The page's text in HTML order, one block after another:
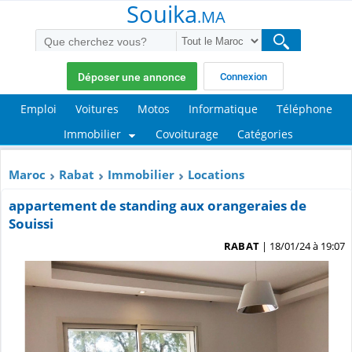
Souika.MA
Déposer une annonce Connexion
Emploi Voitures Motos Informatique
Téléphone
Immobilier
Covoiturage Catégories
Maroc Rabat Immobilier Locations
appartement de standing aux orangeraies de
Souissi
RABAT | 18/01/24 à 19:07